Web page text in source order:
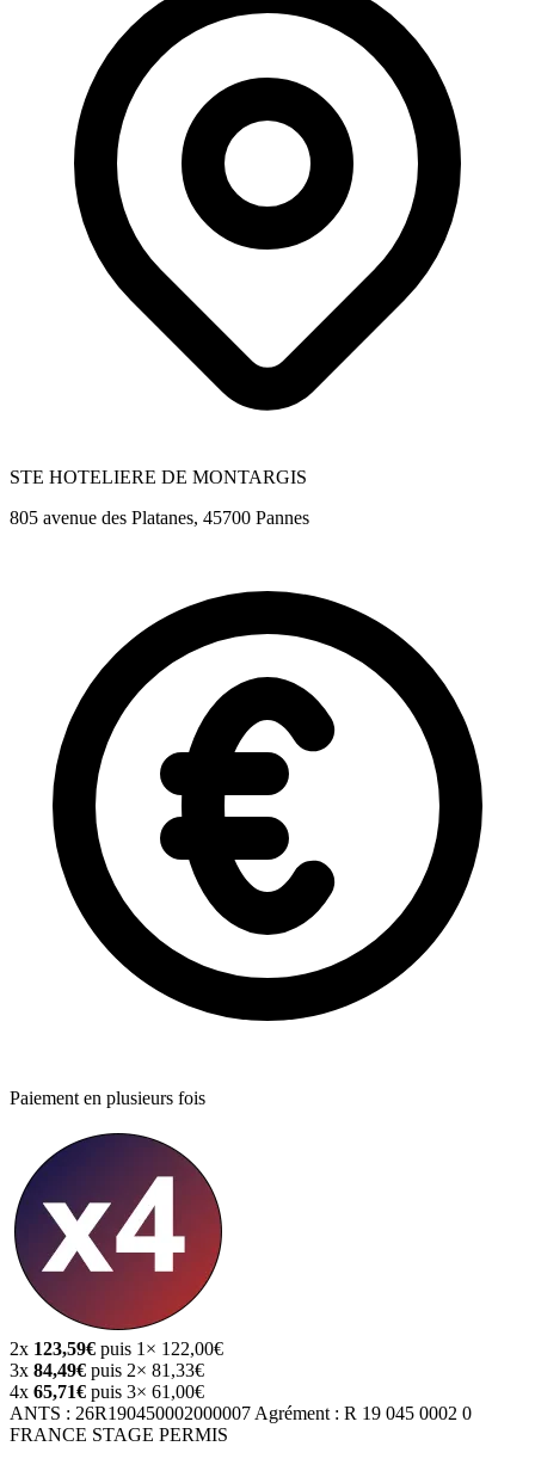
STE HOTELIERE DE MONTARGIS
805 avenue des Platanes, 45700 Pannes
Paiement en plusieurs fois
2x 123,59€ puis 1× 122,00€
3x 84,49€ puis 2× 81,33€
4x 65,71€ puis 3× 61,00€
ANTS : 26R190450002000007 Agrément : R 19 045 0002 0
FRANCE STAGE PERMIS